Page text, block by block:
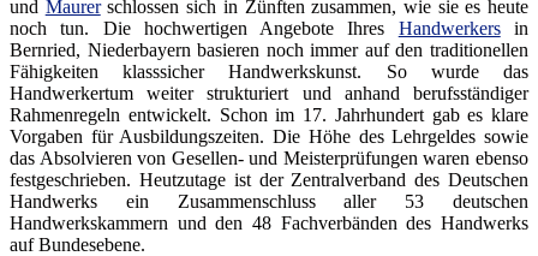
und Maurerschlossen sich in Zünften zusammen, wie sie es heute
noch tun. Die hochwertigen Angebote Ihres Handwerkersin
Bernried, Niederbayern basieren noch immer auf den traditionellen
Fähigkeiten klasssicher Handwerkskunst. So wurde das
Handwerkertum weiter strukturiert und anhand berufsständiger
Rahmenregeln entwickelt. Schon im 17. Jahrhundert gab es klare
Vorgaben für Ausbildungszeiten. Die Höhe des Lehrgeldes sowie
das Absolvieren von Gesellen- und Meisterprüfungen waren ebenso
festgeschrieben. Heutzutage ist der Zentralverband des Deutschen
Handwerks ein Zusammenschluss aller 53 deutschen
Handwerkskammern und den 48 Fachverbänden des Handwerks
auf Bundesebene.